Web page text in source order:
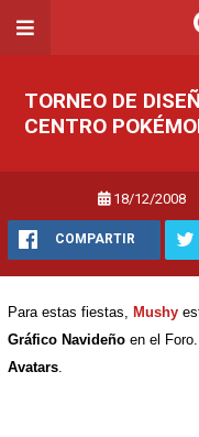
TORNEO DE
CENTRO
18/12/2008
COMPARTIR
Para estas fiestas, Mushy
Gráfico Navideño en el
Avatars.